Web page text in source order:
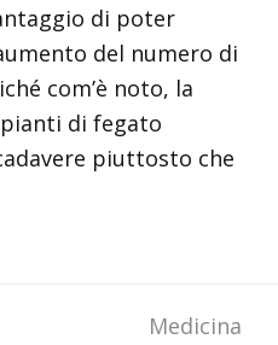
di poter
del numero di
com’è noto, la
di fegato
piuttosto che
next
Medicina